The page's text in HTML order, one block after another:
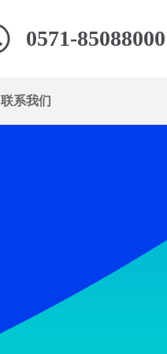
0571-85088000
联系我们